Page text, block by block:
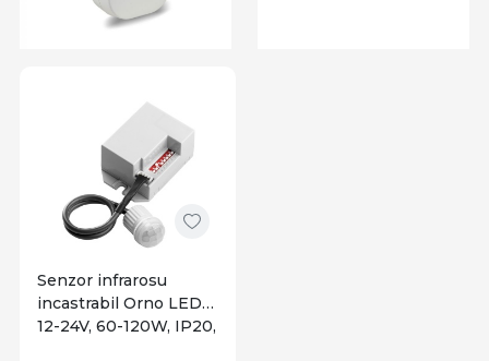
Alege tehnologia smart home potrivita pentru
dispozitive smart, avem solutii personalizate pentru
orice nevoie. Descopera gama noastra de produse si
bucura-te de un stil de viata modern si eficient!
🏠 Transforma-ti casa intr-una inteligenta acum!
Senzor infrarosu
incastrabil Orno LED
12-24V, 60-120W, IP20,